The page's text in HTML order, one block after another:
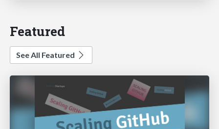
Featured
See All Featured